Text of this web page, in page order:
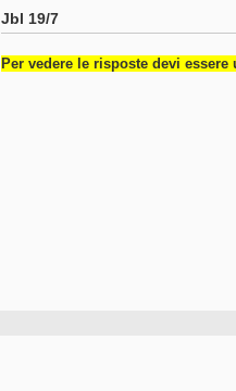
Jbl 19/7
Per vedere le risposte devi essere